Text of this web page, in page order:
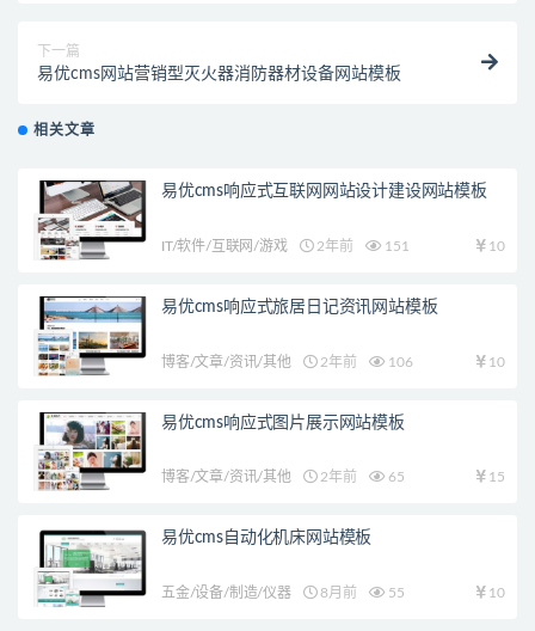
下一篇
易优cms网站营销型灭火器消防器材设备网站模板
相关文章
易优cms响应式互联网网站设计建设网站模板
IT/软件/互联网/游戏 2年前 151 10
易优cms响应式旅居日记资讯网站模板
博客/文章/资讯/其他 2年前 106 10
易优cms响应式图片展示网站模板
博客/文章/资讯/其他 2年前 65 15
易优cms自动化机床网站模板
五金/设备/制造/仪器 8月前 55 10